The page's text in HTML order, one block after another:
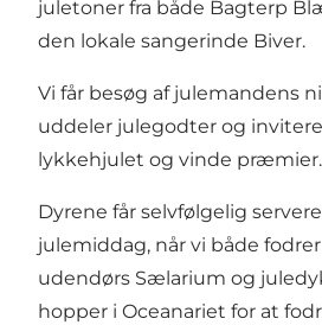
juletoner fra både Bagterp
den lokale sangerinde Biver.
Vi får besøg af julemandens
uddeler julegodter og
lykkehjulet og vinde præmier.
Dyrene får selvfølgelig
julemiddag, når vi både
udendørs Sælarium og
hopper i Oceanariet for at